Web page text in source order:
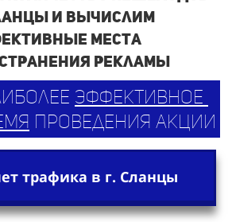
и вычислим
места
рекламы
эффективное
проведения акции
трафика в г. Сланцы